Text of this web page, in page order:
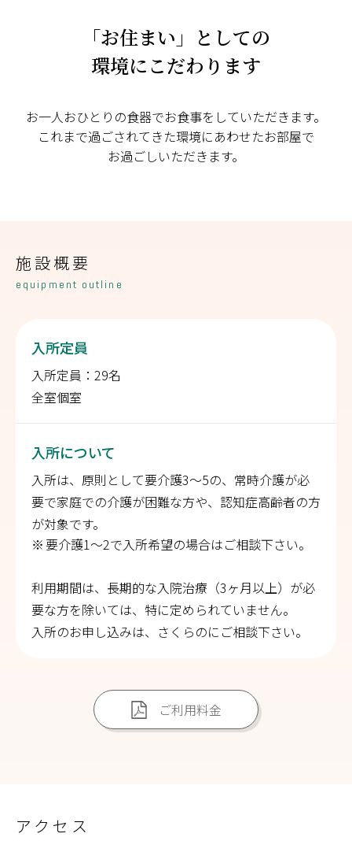
「お住まい」としての
環境にこだわります
お一人おひとりの食器でお食事をしていただきます。
これまで過ごされてきた環境にあわせたお部屋で
お過ごしいただきます。
施設概要
equipment outline
入所定員
入所定員：29名
全室個室
入所について
入所は、原則として要介護3～5の、常時介護が必
要で家庭での介護が困難な方や、認知症高齢者の方
が対象です。
要介護1～2で入所希望の場合はご相談下さい。
利用期間は、長期的な入院治療（3ヶ月以上）が必
要な方を除いては、特に定められていません。
入所のお申し込みは、さくらのにご相談下さい。
ご利用料金
アクセス